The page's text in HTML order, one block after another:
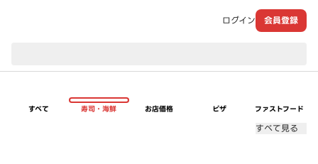
ログイン 会員登録
すべて 寿司・海鮮 お店価格 ピザ ファストフード
すべて見る